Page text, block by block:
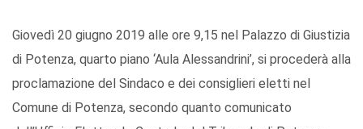
Giovedì 20 giugno 2019 alle ore 9,15 nel Palazzo di Giustizia
di Potenza, quarto piano ‘Aula Alessandrini’, si procederà alla
proclamazione del Sindaco e dei consiglieri eletti nel
Comune di Potenza, secondo quanto comunicato